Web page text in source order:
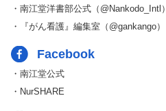
・南江堂洋書部公式（@Nankodo_Intl）
・『がん看護』編集室（@gankango）
Facebook
・南江堂公式
・NurSHARE